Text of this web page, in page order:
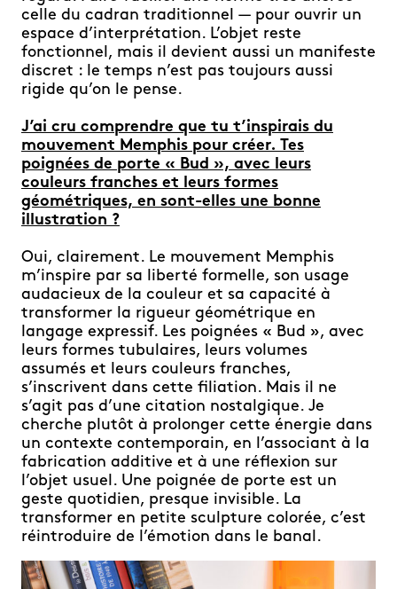
celle du cadran traditionnel — pour ouvrir un
espace d’interprétation. L’objet reste
fonctionnel, mais il devient aussi un manifeste
discret : le temps n’est pas toujours aussi
rigide qu’on le pense.
J’ai cru comprendre que tu t’inspirais du
mouvement Memphis pour créer. Tes
poignées de porte « Bud », avec leurs
couleurs franches et leurs formes
géométriques, en sont-elles une bonne
illustration ?
Oui, clairement. Le mouvement Memphis
m’inspire par sa liberté formelle, son usage
audacieux de la couleur et sa capacité à
transformer la rigueur géométrique en
langage expressif. Les poignées « Bud », avec
leurs formes tubulaires, leurs volumes
assumés et leurs couleurs franches,
s’inscrivent dans cette filiation. Mais il ne
s’agit pas d’une citation nostalgique. Je
cherche plutôt à prolonger cette énergie dans
un contexte contemporain, en l’associant à la
fabrication additive et à une réflexion sur
l’objet usuel. Une poignée de porte est un
geste quotidien, presque invisible. La
transformer en petite sculpture colorée, c’est
réintroduire de l’émotion dans le banal.